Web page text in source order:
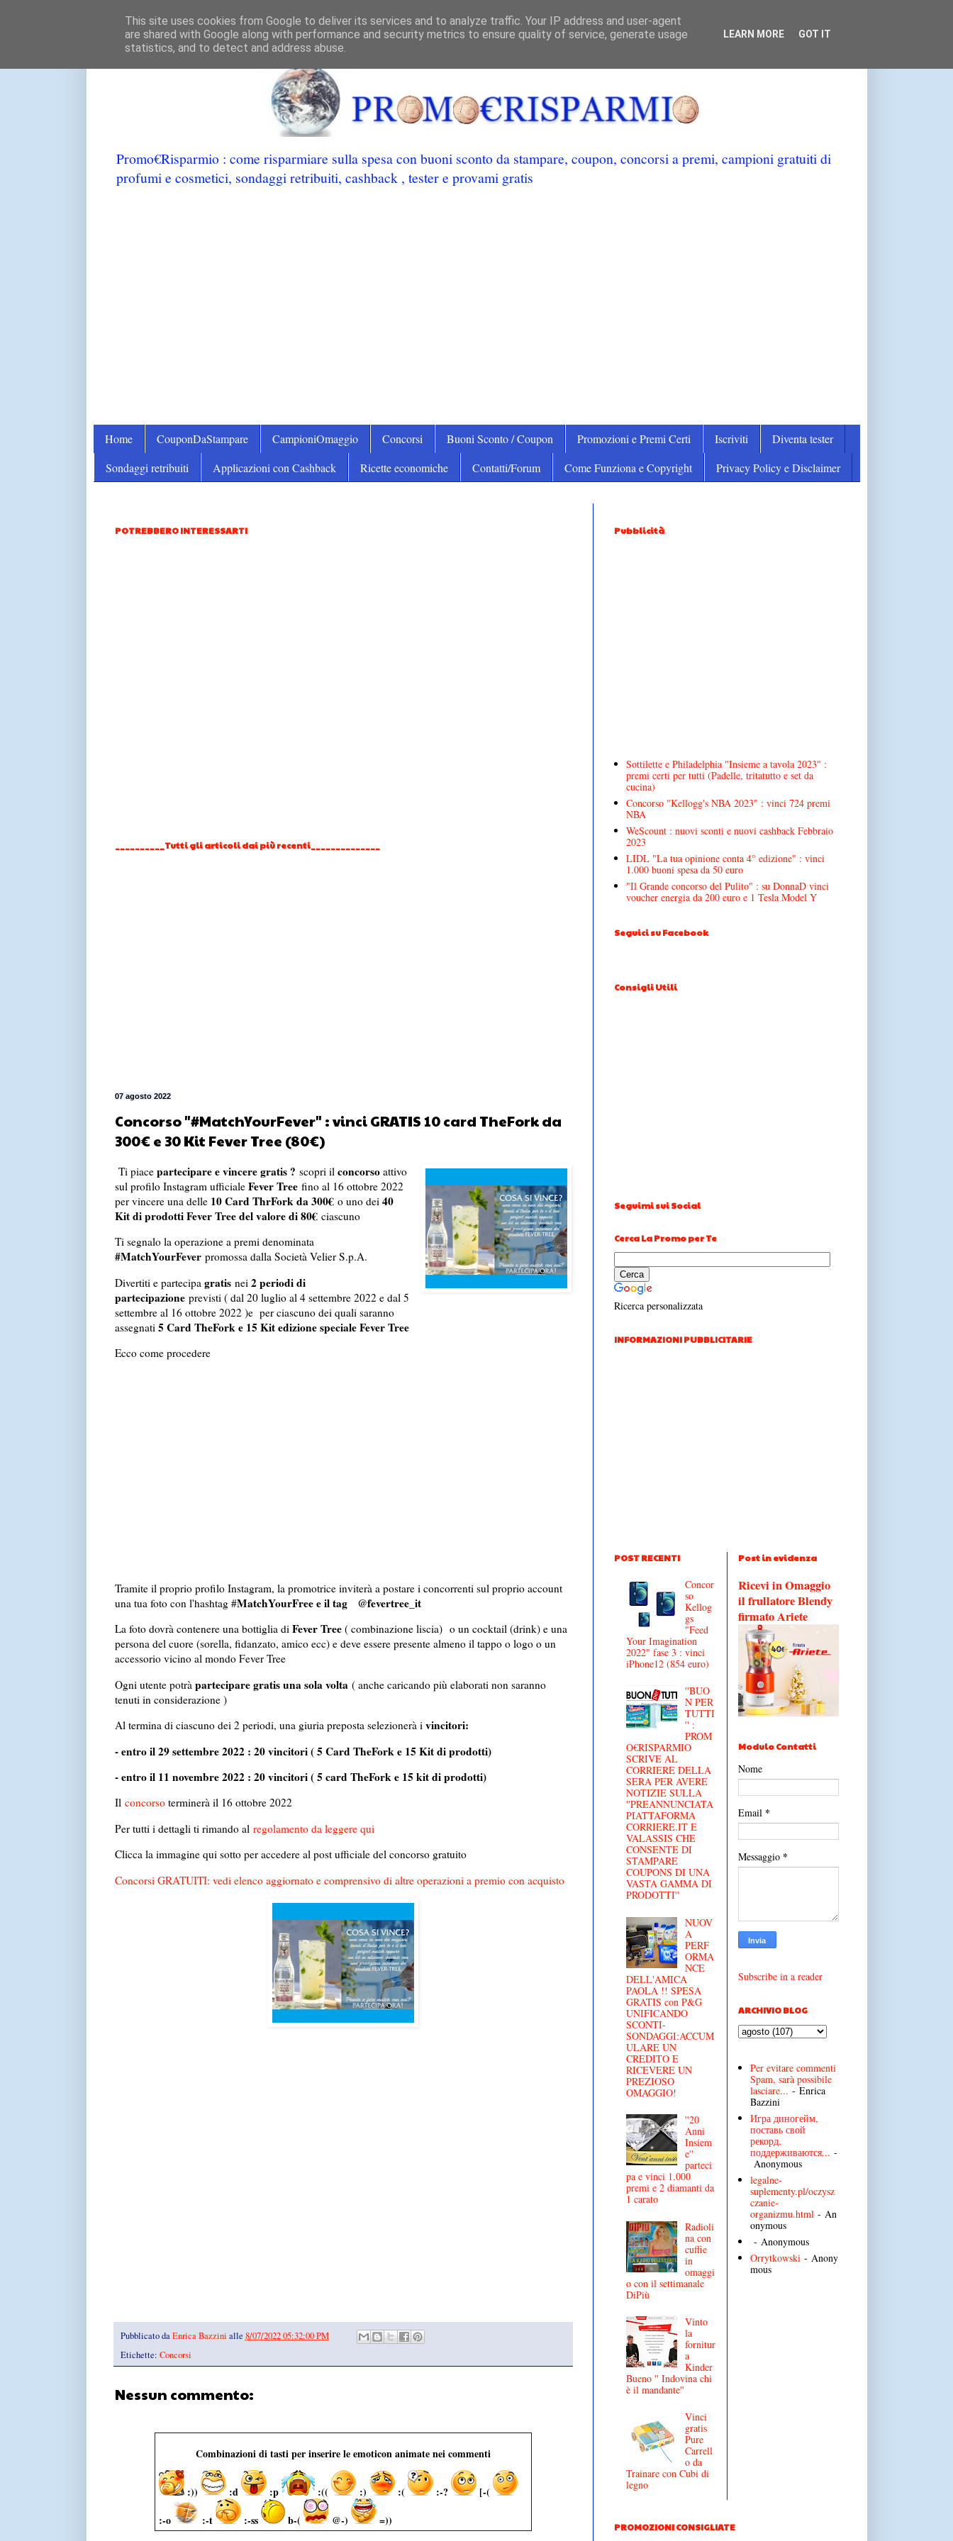
Promo€Risparmio : come risparmiare sulla spesa con buoni sconto da stampare, coupon, concorsi a premi, campioni gratuiti di
profumi e cosmetici, sondaggi retribuiti, cashback , tester e provami gratis
Home CouponDaStampare CampioniOmaggio Concorsi Buoni Sconto / Coupon Promozioni e Premi Certi Iscriviti
Diventa tester
Sondaggi retribuiti
Applicazioni con Cashback Ricette economiche Contatti/Forum Come Funziona e Copyright Privacy Policy e Disclaimer
POTREBBERO INTERESSARTI
__________Tutti gli articoli dai più recenti______________
07 agosto 2022
Concorso "#MatchYourFever" : vinci GRATIS 10 card TheFork da
300€ e 30 Kit Fever Tree (80€)
Ti piace partecipare e vincere gratis ? scopri il concorso attivo
sul profilo Instagram ufficiale Fever Treefino al 16 ottobre 2022
per vincere una delle 10 Card ThrFork da 300€o uno dei 40
Kit di prodotti Fever Tree del valore di 80€ciascuno
Ti segnalo la operazione a premi denominata
#MatchYourFeverpromossa dalla Società Velier S.p.A.
Divertiti e partecipa gratis nei 2 periodi di
partecipazioneprevisti ( dal 20 luglio al 4 settembre 2022 e dal 5
settembre al 16 ottobre 2022 )e per ciascuno dei quali saranno
assegnati 5 Card TheFork e 15 Kit edizione speciale Fever Tree
Ecco come procedere
Tramite il proprio profilo Instagram, la promotrice inviterà a postare i concorrenti sul proprio account
una tua foto con l'hashtag #MatchYourFree e il tag @fevertree_it
La foto dovrà contenere una bottiglia di Fever Tree ( combinazione liscia) o un cocktail (drink) e una
persona del cuore (sorella, fidanzato, amico ecc) e deve essere presente almeno il tappo o logo o un
accessorio vicino al mondo Fever Tree
Ogni utente potrà partecipare gratis una sola volta ( anche caricando più elaborati non saranno
tenuti in considerazione )
Al termina di ciascuno dei 2 periodi, una giuria preposta selezionerà i vincitori:
- entro il 29 settembre 2022 : 20 vincitori ( 5 Card TheFork e 15 Kit di prodotti)
- entro il 11 novembre 2022 : 20 vincitori ( 5 card TheFork e 15 kit di prodotti)
Il concorsoterminerà il 16 ottobre 2022
Per tutti i dettagli ti rimando al regolamento da leggere qui
Clicca la immagine qui sotto per accedere al post ufficiale del concorso gratuito
Concorsi GRATUITI: vedi elenco aggiornato e comprensivo di altre operazioni a premio con acquisto
Pubblicato daEnrica Bazzini alle 8/07/2022 05:32:00 PM
Etichette: Concorsi
Nessun commento:
Combinazioni di tasti per inserire le emoticon animate nei commenti
:)) :d :p :(( :) :( :-?
[-(
:-o
:-t :-ss b-( @-) =))
Pubblicità
Sottilette e Philadelphia "Insieme a tavola 2023" :
premi certi per tutti (Padelle, tritatutto e set da
cucina)
Concorso "Kellogg's NBA 2023" : vinci 724 premi
NBA
WeScount : nuovi sconti e nuovi cashback Febbraio
2023
LIDL "La tua opinione conta 4° edizione" : vinci
1.000 buoni spesa da 50 euro
"Il Grande concorso del Pulito" : su DonnaD vinci
voucher energia da 200 euro e 1 Tesla Model Y
Seguici su Facebook
Consigli Utili
Seguimi sui Social
Cerca La Promo per Te
Ricerca personalizzata
INFORMAZIONI PUBBLICITARIE
POST RECENTI
Concor
so
Kellog
gs
"Feed
Your Imagination
2022" fase 3 : vinci
iPhone12 (854 euro)
''BUO
N PER
TUTTI
'' :
PROM
O€RISPARMIO
SCRIVE AL
CORRIERE DELLA
SERA PER AVERE
NOTIZIE SULLA
''PREANNUNCIATA
PIATTAFORMA
CORRIERE.IT E
VALASSIS CHE
CONSENTE DI
STAMPARE
COUPONS DI UNA
VASTA GAMMA DI
PRODOTTI''
NUOV
A
PERF
ORMA
NCE
DELL'AMICA
PAOLA !! SPESA
GRATIS con P&G
UNIFICANDO
SCONTI-
SONDAGGI:ACCUM
ULARE UN
CREDITO E
RICEVERE UN
PREZIOSO
OMAGGIO!
''20
Anni
Insiem
e''
parteci
pa e vinci 1.000
premi e 2 diamanti da
1 carato
Radioli
na con
cuffie
in
omaggi
o con il settimanale
DiPiù
Vinto
la
fornitur
a
Kinder
Bueno '' Indovina chi
è il mandante''
Vinci
gratis
Pure
Carrell
o da
Trainare con Cubi di
legno
Post in evidenza
Ricevi in Omaggio
il frullatore Blendy
firmato Ariete
Modulo Contatti
Nome
Email *
Messaggio *
Subscribe in a reader
ARCHIVIO BLOG
Per evitare commenti
Spam, sarà possibile
lasciare... - Enrica
Bazzini
Игра диногейм,
поставь свой
рекорд,
поддерживаются... -
Anonymous
legalne-
suplementy.pl/oczysz
czanie-
organizmu.html - An
onymous
- Anonymous
Orrytkowski - Anony
mous
PROMOZIONI CONSIGLIATE
This site uses cookies from Google to deliver its services and to analyze traffic. Your IP address and user-agent
are shared with Google along with performance and security metrics to ensure quality of service, generate usage
statistics, and to detect and address abuse.
LEARN MORE GOT IT